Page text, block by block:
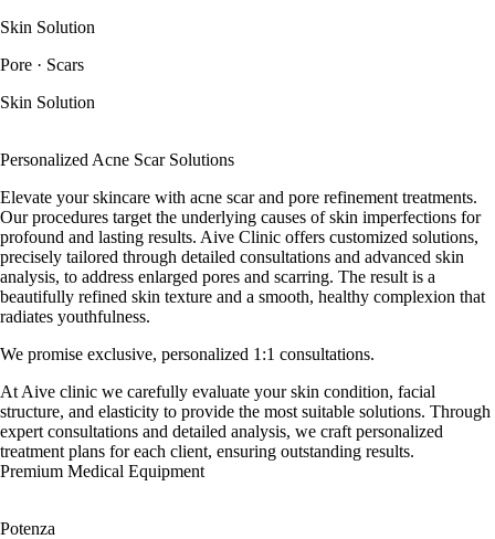
Skin Solution
Pore · Scars
Skin Solution
Personalized Acne Scar Solutions
Elevate your skincare with acne scar and pore refinement treatments.
Our procedures target the underlying causes of skin imperfections for
profound and lasting results. Aive Clinic offers customized solutions,
precisely tailored through detailed consultations and advanced skin
analysis, to address enlarged pores and scarring. The result is a
beautifully refined skin texture and a smooth, healthy complexion that
radiates youthfulness.
We promise exclusive, personalized 1:1 consultations.
At Aive clinic we carefully evaluate your skin condition, facial
structure, and elasticity to provide the most suitable solutions. Through
expert consultations and detailed analysis, we craft personalized
treatment plans for each client, ensuring outstanding results.
Premium Medical Equipment
Potenza